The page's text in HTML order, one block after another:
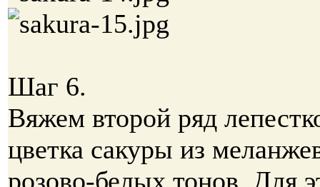
Шаг 6.
Вяжем второй ряд
цветка сакуры из
розово-белых тонов. Для